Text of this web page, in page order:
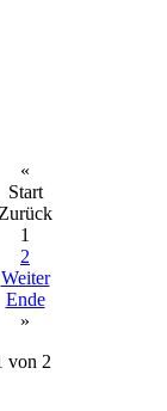
«
Start
Zurück
1
2
Weiter
Ende
»
von 2